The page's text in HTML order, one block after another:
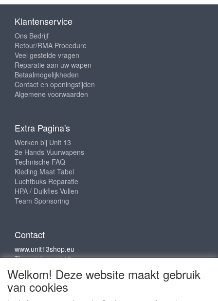
Klantenservice
Ons Bedrijf
Retour/RMA Procedure
Veel gestelde vragen
Reparatie aan uw wapen
Betaalmogelijkheden
Contact en openingstijden
Algemene voorwaarden
Extra Pagina's
Werken bij Unit 13
2e Hands Vuurwapens
Technische FAQ
Kleding Maat Tabel
Luchtbuks Reparatie
HPA / Duikfles Vullen
Team Sponsoring
Contact
www.unit13shop.eu
Thermiekstraat 12
6361 HB Nuth
info@unit13shop.eu
Welkom! Deze website maakt gebruik
van cookies